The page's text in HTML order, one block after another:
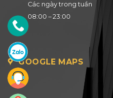
Các ngày trong tuần
08:00 – 23:00
GOOGLE MAPS